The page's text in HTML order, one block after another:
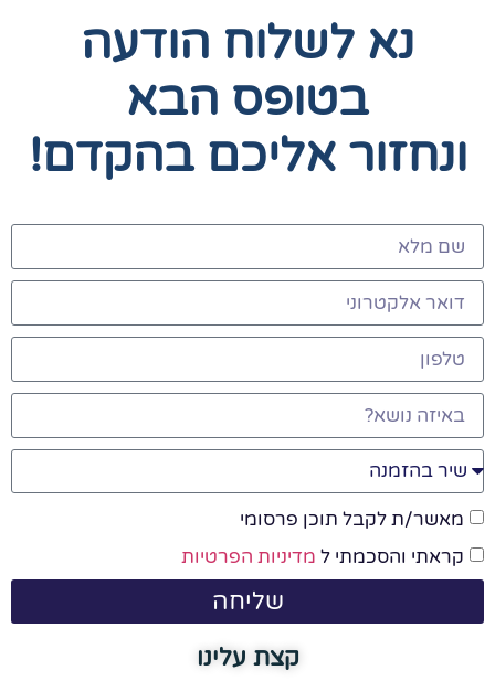
נא לשלוח הודעה
בטופס הבא
ונחזור אליכם בהקדם!
מאשר/ת לקבל תוכן פרסומי
קראתי והסכמתי ל מדיניות הפרטיות
שליחה
קצת עלינו